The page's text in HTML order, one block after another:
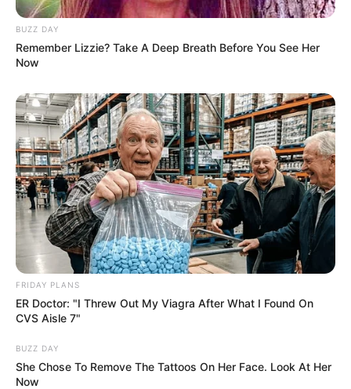
Μπορούμε επίσης να δούμε ότι ο λογαριασμός
στοTwitterδημιουργήθηκε τον Σεπτέμβριο του 2020 και
BUZZ DAY
Remember Lizzie? Take A Deep Breath Before You See Her
Now
FRIDAY PLANS
ER Doctor: "I Threw Out My Viagra After What I Found On
CVS Aisle 7"
BUZZ DAY
She Chose To Remove The Tattoos On Her Face. Look At Her
Now